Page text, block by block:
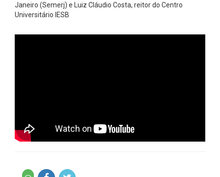
Janeiro (Semerj) e Luiz Cláudio Costa, reitor do Centro
Universitário IESB